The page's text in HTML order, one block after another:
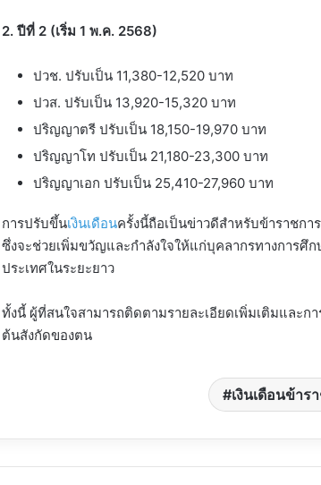
2. ปีที่ 2 (เริ่ม 1 พ.ค. 2568)
ปวช. ปรับเป็น 11,380-12,520 บาท
ปวส. ปรับเป็น 13,920-15,320 บาท
ปริญญาตรี ปรับเป็น 18,150-19,970 บาท
ปริญญาโท ปรับเป็น 21,180-23,300 บาท
ปริญญาเอก ปรับเป็น 25,410-27,960 บาท
การปรับขึ้นเงินเดือนครั้งนี้ถือเป็นข่าวดีสำหรับข้าราชกา
ซึ่งจะช่วยเพิ่มขวัญและกำลังใจให้แก่บุคลากรทางการ
ประเทศในระยะยาว
ทั้งนี้ ผู้ที่สนใจสามารถติดตามรายละเอียดเพิ่มเติมและก
ต้นสังกัดของตน
เงินเดือนข้าร